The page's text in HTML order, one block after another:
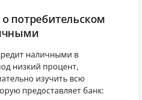
потребительском
наличными в
низкий процент,
изучить всю
предоставляет банк: